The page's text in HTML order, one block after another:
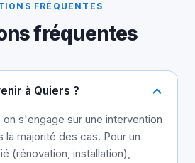
FRÉQUENTES
fréquentes
à Quiers ?
s'engage sur une intervention
la majorité des cas. Pour un
(rénovation, installation),